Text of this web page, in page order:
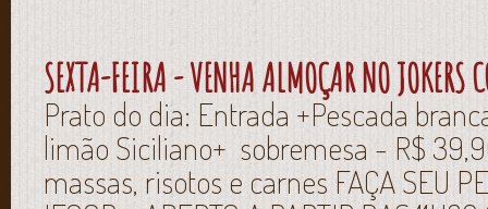
SEXTA-FEIRA - VENHA ALMOÇAR NO JOKERS
Prato do dia: Entrada +Pescada
limão Siciliano+ sobremesa - R$
massas, risotos e carnes FAÇA SEU